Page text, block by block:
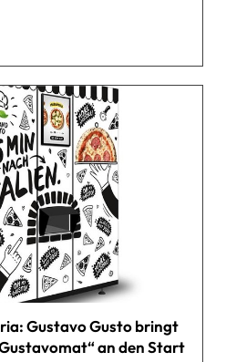
Gustavo Gusto bringt
an den Start